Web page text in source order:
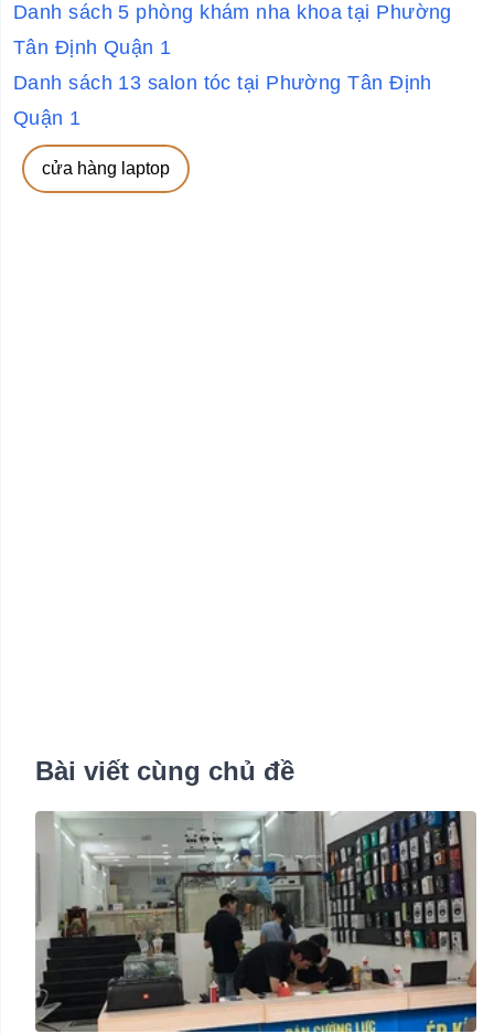
Danh sách 5 phòng khám nha khoa tại Phường
Tân Định Quận 1
Danh sách 13 salon tóc tại Phường Tân Định
Quận 1
cửa hàng laptop
Bài viết cùng chủ đề